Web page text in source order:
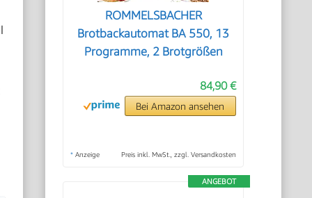
ROMMELSBACHER
Brotbackautomat BA 550, 13
Programme, 2 Brotgrößen
84,90 €
Bei Amazon ansehen
* Anzeige Preis inkl. MwSt., zzgl. Versandkosten
ANGEBOT